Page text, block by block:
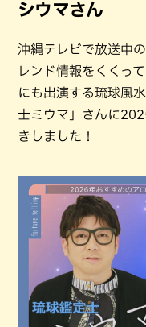
シウマさん
沖縄テレビで放送中
レンド情報をくくっ
にも出演する琉球風
士ミウマ」さんに
きしました！